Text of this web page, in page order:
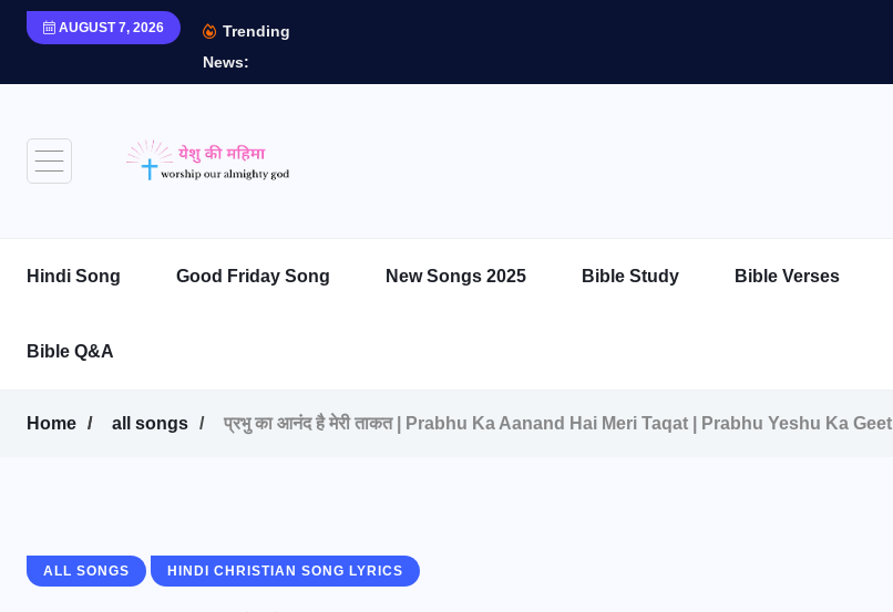
AUGUST 7, 2026
Trending
News:
Hindi Song Good Friday Song New Songs 2025 Bible Study Bible Verses
Bible Q&A
Home all songs प्रभु का आनंद है मेरी ताकत | Prabhu Ka Aanand Hai Meri Taqat | Prabhu Yeshu Ka Geet
ALL SONGS HINDI CHRISTIAN SONG LYRICS